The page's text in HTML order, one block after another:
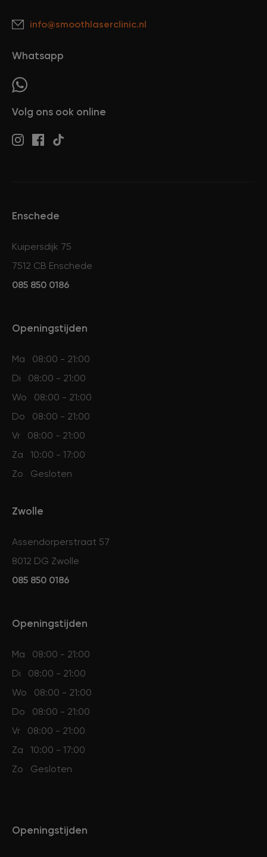
info@smoothlaserclinic.nl
Whatsapp
Volg ons ook online
Enschede
Kuipersdijk 75
7512 CB Enschede
085 850 0186
Openingstijden
Ma
08:00 - 21:00
Di
08:00 - 21:00
Wo
08:00 - 21:00
Do
08:00 - 21:00
Vr
08:00 - 21:00
Za
10:00 - 17:00
Zo
Gesloten
Zwolle
Assendorperstraat 57
8012 DG Zwolle
085 850 0186
Openingstijden
Ma
08:00 - 21:00
Di
08:00 - 21:00
Wo
08:00 - 21:00
Do
08:00 - 21:00
Vr
08:00 - 21:00
Za
10:00 - 17:00
Zo
Gesloten
Openingstijden